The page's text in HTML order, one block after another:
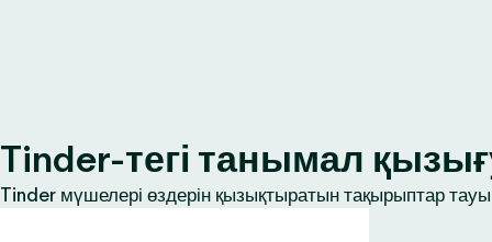
Tinder-тегі танымал
Tinder мүшелері өздерін қызықтыратын тақырыптар